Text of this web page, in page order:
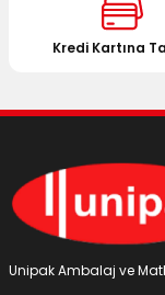
Ürün fiyatı
Bu ürüne benzer
Kredi Kartına
Unipak Ambalaj ve